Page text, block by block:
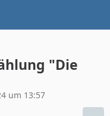
"Die
um 13:57